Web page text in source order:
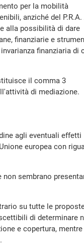
per la mobilità
anziché del P.R.A.
alla possibilità di dare
finanziarie e
finanziaria di
il comma 3
di mediazione.
agli eventuali effetti
europea con
sembrano
su tutte le
di determinare
e copertura, mentre